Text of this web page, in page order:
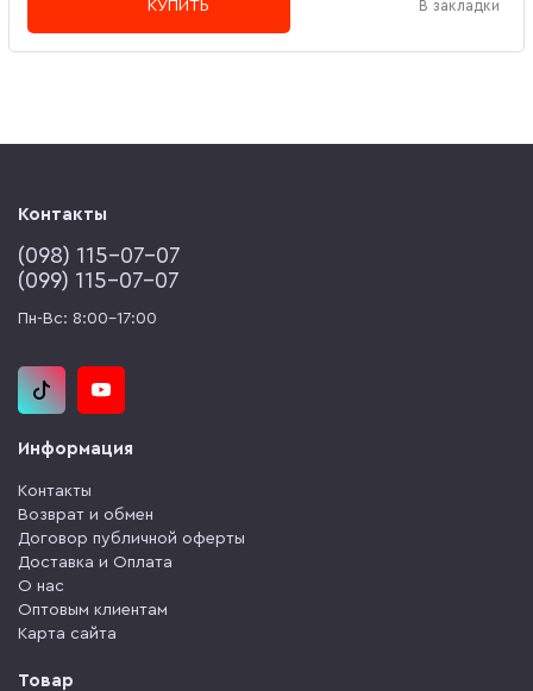
КУПИТЬ В закладки
Контакты
(‎098) 115-07-07
(‎099) 115-07-07
Пн-Вс: 8:00-17:00
Информация
Контакты
Возврат и обмен
Договор публичной оферты
Доставка и Оплата
О нас
Оптовым клиентам
Карта сайта
Товар